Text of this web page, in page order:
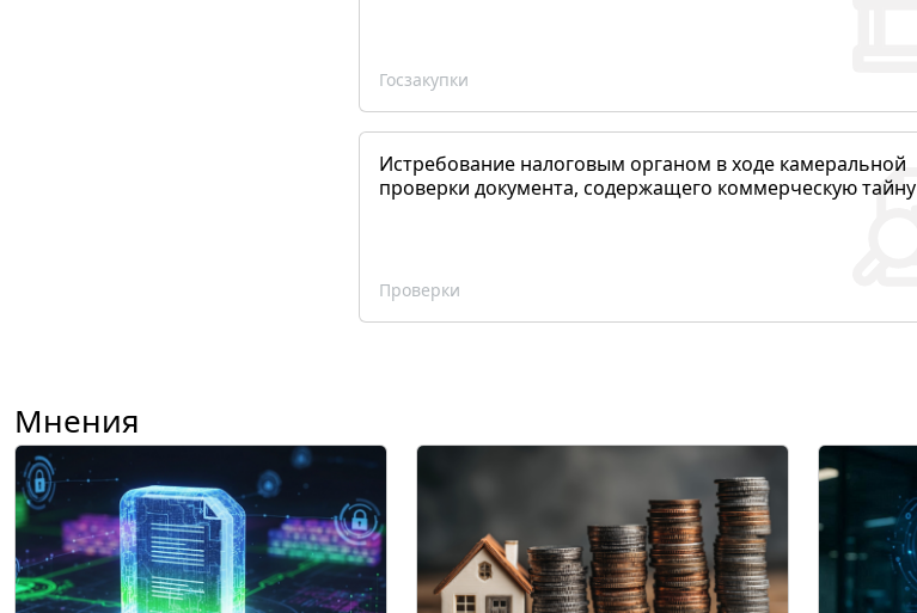
Госзакупки
Истребование налоговым органом в ходе камеральной
проверки документа, содержащего коммерческую тайну
Проверки
Мнения